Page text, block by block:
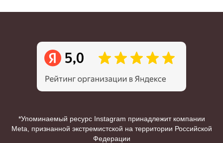
*Упоминаемый ресурс Instagram принадлежит компании
Meta, признанной экстремистской на территории Российской
Федерации